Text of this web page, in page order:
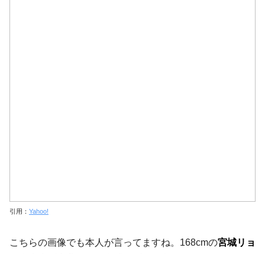
引用： Yahoo!
こちらの画像でも本人が言ってますね。168cmの宮城リョ